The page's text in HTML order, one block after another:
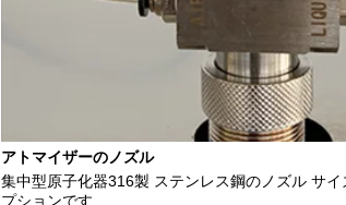
アトマイザーのノズル
集中型原子化器316製 ステンレス鋼のノズル サイ
プションです